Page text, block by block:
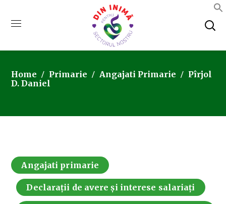
Home Primarie Angajati Primarie
Pîrjol
D. Daniel
Angajati primarie
Declarații de avere și interese salariați